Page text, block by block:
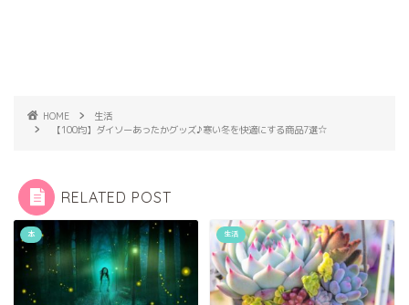
HOME
生活
【100均】ダイソーあったかグッズ♪寒い冬を快適にする商品7選☆
RELATED POST
本 生活